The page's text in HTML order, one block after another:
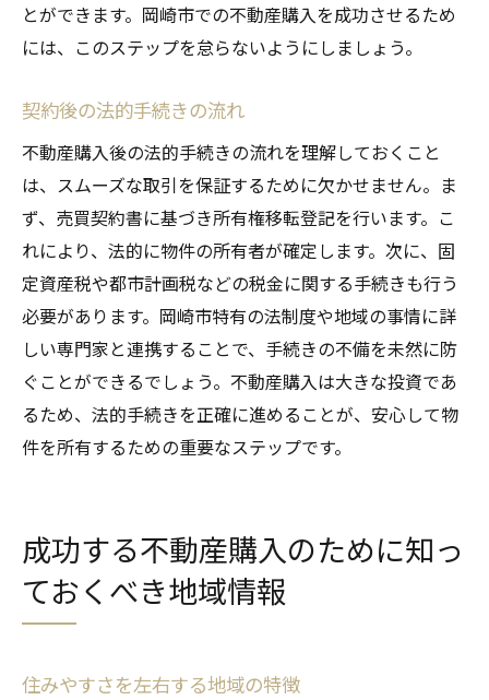
とができます。岡崎市での不動産購入を成功させるため
には、このステップを怠らないようにしましょう。
契約後の法的手続きの流れ
不動産購入後の法的手続きの流れを理解しておくこと
は、スムーズな取引を保証するために欠かせません。ま
ず、売買契約書に基づき所有権移転登記を行います。こ
れにより、法的に物件の所有者が確定します。次に、固
定資産税や都市計画税などの税金に関する手続きも行う
必要があります。岡崎市特有の法制度や地域の事情に詳
しい専門家と連携することで、手続きの不備を未然に防
ぐことができるでしょう。不動産購入は大きな投資であ
るため、法的手続きを正確に進めることが、安心して物
件を所有するための重要なステップです。
成功する不動産購入のために知っ
ておくべき地域情報
住みやすさを左右する地域の特徴